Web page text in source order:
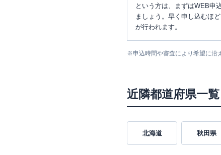
という方は、まずはWEB申
ましょう。早く申し込むほ
が行われます。
※申込時間や審査により希望に沿
近隣都道府県一覧
北海道 秋田県